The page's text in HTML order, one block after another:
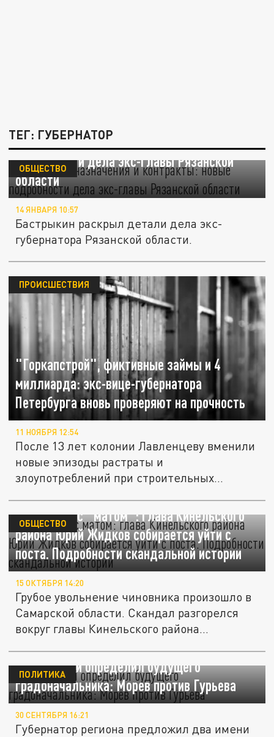
ТЕГ: ГУБЕРНАТОР
270 млн за назначения и контракты: новые
подробности дела экс-главы Рязанской
области
ОБЩЕСТВО
14 ЯНВАРЯ 10:57
Бастрыкин раскрыл детали дела экс-
губернатора Рязанской области.
"Горкапстрой", фиктивные займы и 4
миллиарда: экс-вице-губернатора
Петербурга вновь проверяют на прочность
ПРОИСШЕСТВИЯ
11 НОЯБРЯ 12:54
После 13 лет колонии Лавленцеву вменили
новые эпизоды растраты и
злоупотреблений при строительных
Уволенный с "матом": глава Кинельского
района Юрий Жидков собирается уйти с
поста. Подробности скандальной истории
ОБЩЕСТВО
15 ОКТЯБРЯ 14:20
Грубое увольнение чиновника произошло в
Самарской области. Скандал разгорелся
вокруг главы Кинельского района...
Цыбульский определил будущего
градоначальника: Морев против Гурьева
ПОЛИТИКА
30 СЕНТЯБРЯ 16:21
Губернатор региона предложил два имени